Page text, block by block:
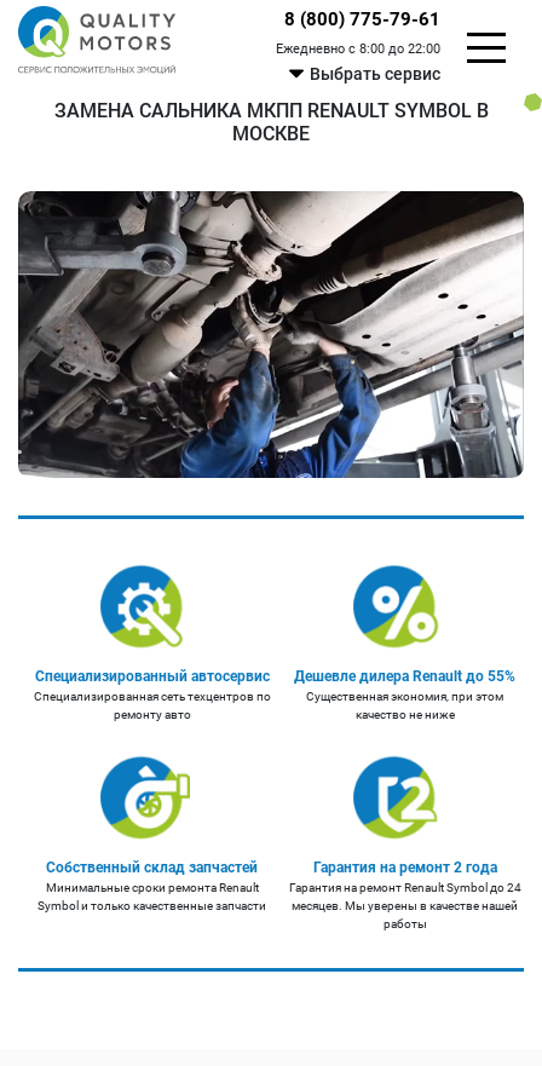
8 (800) 775-79-61
Ежедневно с 8:00 до 22:00
Выбрать сервис
ЗАМЕНА САЛЬНИКА МКПП RENAULT SYMBOL В
МОСКВЕ
Специализированный автосервис
Специализированная сеть техцентров по
ремонту авто
Дешевле дилера Renault до 55%
Существенная экономия, при этом
качество не ниже
Собственный склад запчастей
Минимальные сроки ремонта Renault
Symbol и только качественные запчасти
Гарантия на ремонт 2 года
Гарантия на ремонт Renault Symbol до 24
месяцев. Мы уверены в качестве нашей
работы